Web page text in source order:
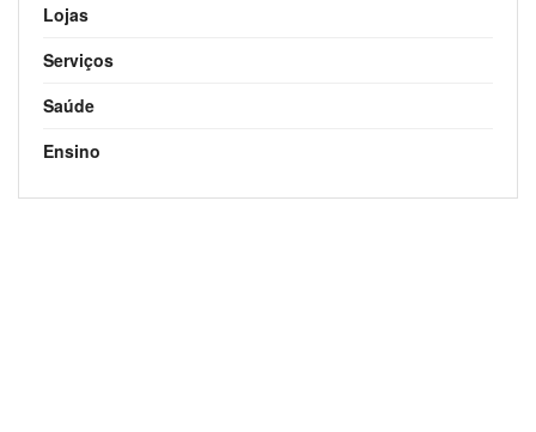
Lojas
Serviços
Saúde
Ensino